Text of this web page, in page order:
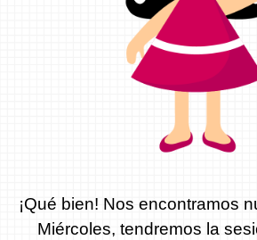
¡Qué bien! Nos encontramos
Miércoles, tendremos la